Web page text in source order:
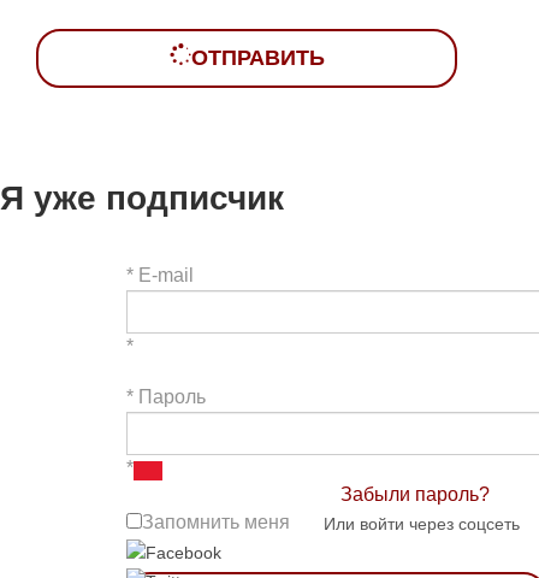
ОТПРАВИТЬ
Я уже подписчик
* E-mail
*
* Пароль
*
Запомнить меня
Забыли пароль?
Или войти через соцсеть